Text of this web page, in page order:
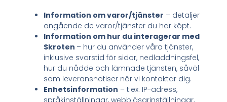
Information om varor/tjänster – detaljer
angående de varor/tjänster du har köpt.
Information om hur du interagerar med
Skroten – hur du använder våra tjänster,
inklusive svarstid för sidor, nedladdningsfel,
hur du nådde och lämnade tjänsten, såväl
som leveransnotiser när vi kontaktar dig.
Enhetsinformation – t.ex. IP-adress,